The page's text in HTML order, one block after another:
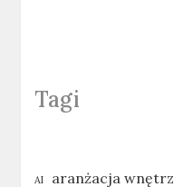
Tagi
AI aranżacja wnętrz